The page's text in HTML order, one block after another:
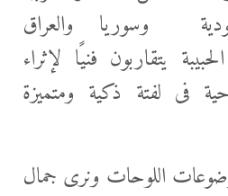
وسوريا والعراق
يتقاربون فنيًا لإثراء
فى لفتة ذكية ومتميزة
اللوحات ونرى جمال